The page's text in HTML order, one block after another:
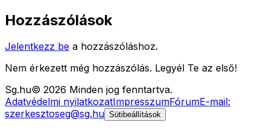
Hozzászólások
Jelentkezz be a hozzászóláshoz.
Nem érkezett még hozzászólás. Legyél Te az első!
Sg.hu© 2026 Minden jog fenntartva.
Adatvédelmi nyilatkozatImpresszumFórumE-mail:
szerkesztoseg@sg.hu Sütibeállítások